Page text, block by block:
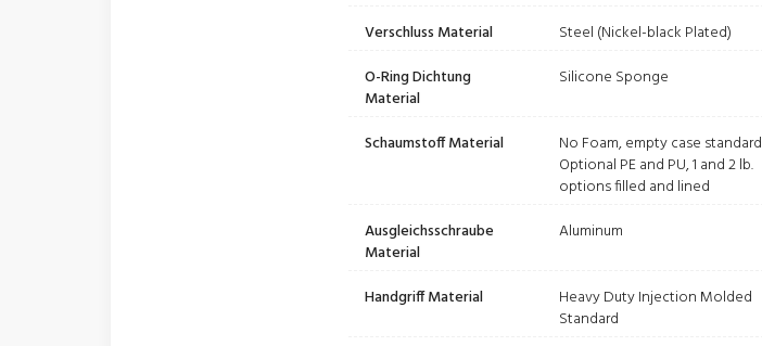
Verschluss Material
Steel (Nickel-black Plated)
O-Ring Dichtung
Material
Silicone Sponge
Schaumstoff Material
No Foam, empty case standard
Optional PE and PU, 1 and 2 lb.
options filled and lined
Ausgleichsschraube
Material
Aluminum
Handgriff Material
Heavy Duty Injection Molded
Standard